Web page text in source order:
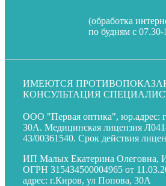
(обработка
по будням с 07.30-
ИМЕЮТСЯ
КОНСУЛЬТАЦИЯ
ООО "Первая оптика", юр.адрес:
30А. Медицинская лицензия
43/00361540. Срок действия
ИП Малых Екатерина Олеговна,
ОГРН 315434500004965 от
адрес: г.Киров, ул Попова, 30А